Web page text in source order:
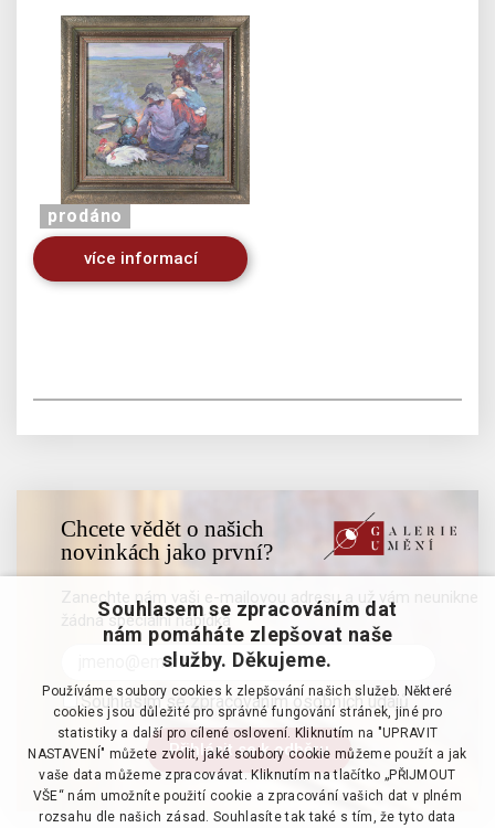
prodáno
více informací
Chcete vědět o našich
novinkách jako první?
Zanechte nám vaši e-mailovou adresu a už vám neunikne
žádná speciální nabídka
Souhlasím se zpracováním osobních údajů
Souhlasem se zpracováním dat
nám pomáháte zlepšovat naše
služby. Děkujeme.
Používáme soubory cookies k zlepšování našich služeb. Některé
cookies jsou důležité pro správné fungování stránek, jiné pro
statistiky a další pro cílené oslovení. Kliknutím na "UPRAVIT
NASTAVENÍ" můžete zvolit, jaké soubory cookie můžeme použít a jak
vaše data můžeme zpracovávat. Kliknutím na tlačítko „PŘIJMOUT
VŠE“ nám umožníte použití cookie a zpracování vašich dat v plném
rozsahu dle našich zásad. Souhlasíte tak také s tím, že tyto data